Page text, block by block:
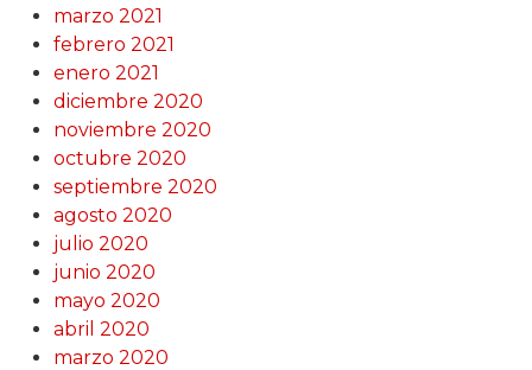
marzo 2021
febrero 2021
enero 2021
diciembre 2020
noviembre 2020
octubre 2020
septiembre 2020
agosto 2020
julio 2020
junio 2020
mayo 2020
abril 2020
marzo 2020